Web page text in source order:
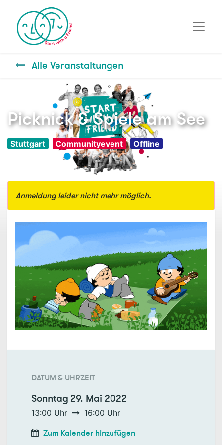
Alle Veranstaltungen
Picknick & Spiele am See
Stuttgart Communityevent Offline
Anmeldung leider nicht mehr möglich.
DATUM & UHRZEIT
Sonntag 29. Mai 2022
13:00 Uhr 16:00 Uhr
Zum Kalender hinzufügen